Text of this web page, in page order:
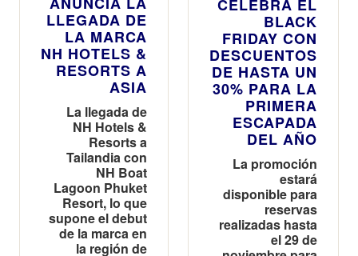
LLEGADA DE
LA MARCA
NH HOTELS &
RESORTS A
ASIA
La llegada de
NH Hotels &
Resorts a
Tailandia con
NH Boat
Lagoon Phuket
Resort, lo que
supone el debut
de la marca en
la región de
CELEBRA EL
BLACK
FRIDAY CON
DESCUENTOS
DE HASTA UN
30% PARA LA
PRIMERA
ESCAPADA
DEL AÑO
La promoción
estará
disponible para
reservas
realizadas hasta
el 29 de